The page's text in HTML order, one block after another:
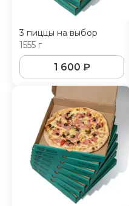
3 пиццы на выбор
1555 г
1 600 ₽